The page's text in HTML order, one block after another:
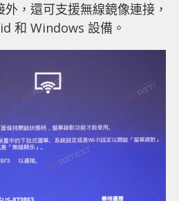
，還可支援無線鏡像連接，
和 Windows 設備。